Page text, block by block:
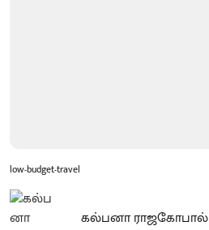
low-budget-travel
கல்பனா ராஜகோபால்